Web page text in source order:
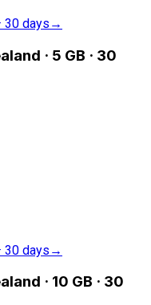
30 days →
· 5 GB · 30
30 days →
· 10 GB · 30